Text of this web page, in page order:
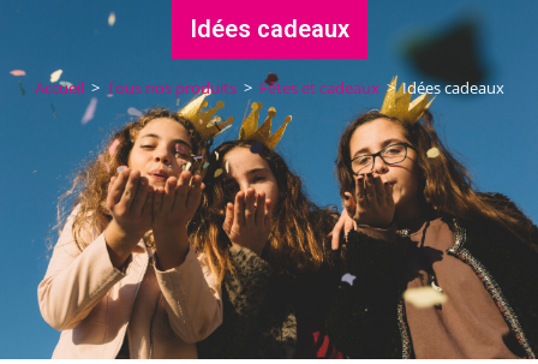
Idées cadeaux
Accueil > Tous nos produits > Fêtes et cadeaux > Idées cadeaux